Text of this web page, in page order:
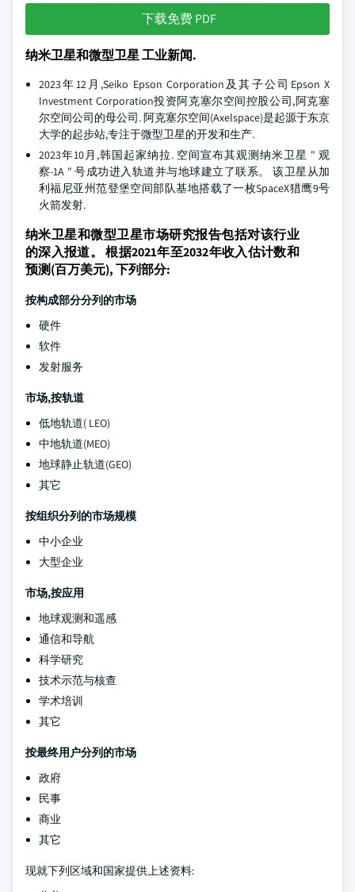
下载免费 PDF
纳米卫星和微型卫星 工业新闻.
2023年12月,Seiko Epson Corporation及其子公司Epson X
Investment Corporation投资阿克塞尔空间控股公司,阿克塞
尔空间公司的母公司. 阿克塞尔空间(Axelspace)是起源于东京
大学的起步站,专注于微型卫星的开发和生产.
2023年10月,韩国起家纳拉. 空间宣布其观测纳米卫星 " 观
察-1A " 号成功进入轨道并与地球建立了联系。 该卫星从加
利福尼亚州范登堡空间部队基地搭载了一枚SpaceX猎鹰9号
火箭发射.
纳米卫星和微型卫星市场研究报告包括对该行业
的深入报道。 根据2021年至2032年收入估计数和
预测(百万美元), 下列部分:
按构成部分分列的市场
硬件
软件
发射服务
市场,按轨道
低地轨道( LEO)
中地轨道(MEO)
地球静止轨道(GEO)
其它
按组织分列的市场规模
中小企业
大型企业
市场,按应用
地球观测和遥感
通信和导航
科学研究
技术示范与核查
学术培训
其它
按最终用户分列的市场
政府
民事
商业
其它
现就下列区域和国家提供上述资料: